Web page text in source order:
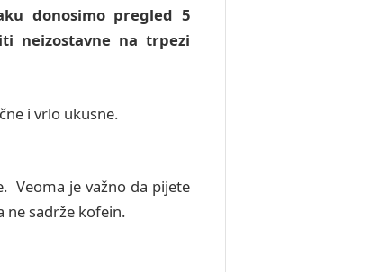
donosimo pregled 5
neizostavne na trpezi
i vrlo ukusne.
Veoma je važno da pijete
ne sadrže kofein.